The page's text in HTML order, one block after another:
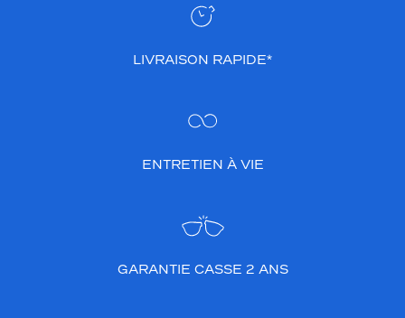
LIVRAISON RAPIDE*
ENTRETIEN À VIE
GARANTIE CASSE 2 ANS